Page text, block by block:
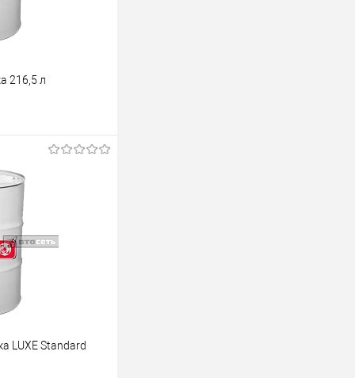
216,5 л
К сравнению
Под заказ
LUXE Standard